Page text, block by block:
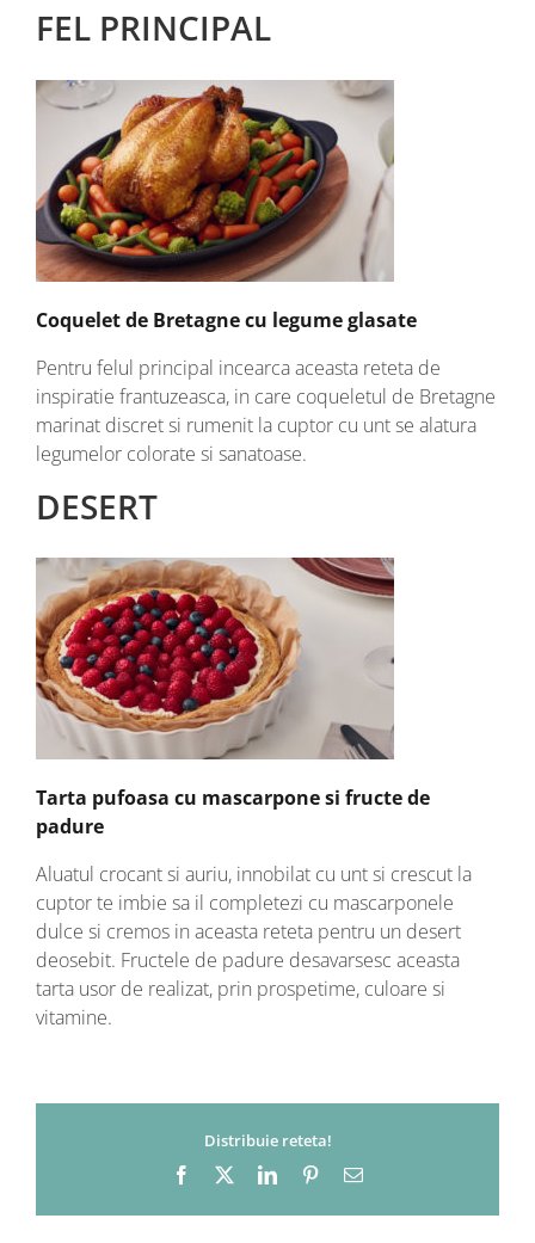
FEL PRINCIPAL
Coquelet de Bretagne cu legume glasate
Pentru felul principal incearca aceasta reteta de
inspiratie frantuzeasca, in care coqueletul de Bretagne
marinat discret si rumenit la cuptor cu unt se alatura
legumelor colorate si sanatoase.
DESERT
Tarta pufoasa cu mascarpone si fructe de
padure
Aluatul crocant si auriu, innobilat cu unt si crescut la
cuptor te imbie sa il completezi cu mascarponele
dulce si cremos in aceasta reteta pentru un desert
deosebit. Fructele de padure desavarsesc aceasta
tarta usor de realizat, prin prospetime, culoare si
vitamine.
Distribuie reteta!
Facebook LinkedInPinterestEmail